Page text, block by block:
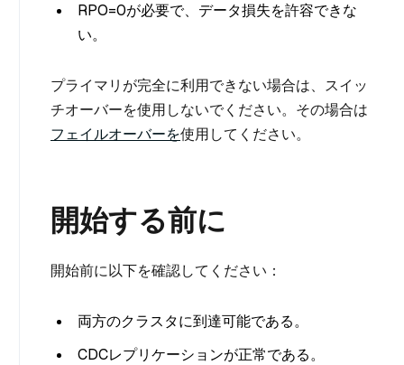
RPO=0が必要で、データ損失を許容できな
い。
プライマリが完全に利用できない場合は、スイッ
チオーバーを使用しないでください。その場合は
フェイルオーバーを使用してください。
開始する前に
開始前に以下を確認してください：
両方のクラスタに到達可能である。
CDCレプリケーションが正常である。